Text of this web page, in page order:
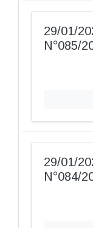
29/01/
N°085/
29/01/
N°084/